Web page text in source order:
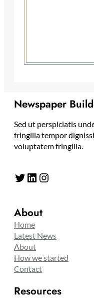
Newspaper
Sed ut perspiciatis
fringilla tempor
voluptatem fringilla.
Twitter LinkedIn Instagram
About
Home
Latest News
About
How we started
Contact
Resources